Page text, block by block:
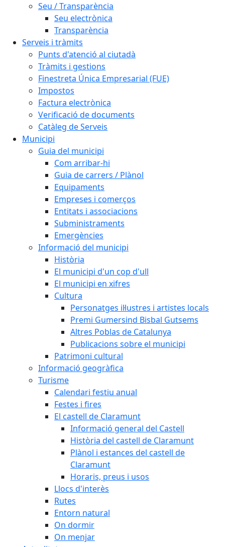
Seu / Transparència
Seu electrònica
Transparència
Serveis i tràmits
Punts d'atenció al ciutadà
Tràmits i gestions
Finestreta Única Empresarial (FUE)
Impostos
Factura electrònica
Verificació de documents
Catàleg de Serveis
Municipi
Guia del municipi
Com arribar-hi
Guia de carrers / Plànol
Equipaments
Empreses i comerços
Entitats i associacions
Subministraments
Emergències
Informació del municipi
Història
El municipi d'un cop d'ull
El municipi en xifres
Cultura
Personatges il·lustres i artistes locals
Premi Gumersind Bisbal Gutsems
Altres Poblas de Catalunya
Publicacions sobre el municipi
Patrimoni cultural
Informació geogràfica
Turisme
Calendari festiu anual
Festes i fires
El castell de Claramunt
Informació general del Castell
Història del castell de Claramunt
Plànol i estances del castell de
Claramunt
Horaris, preus i usos
Llocs d'interès
Rutes
Entorn natural
On dormir
On menjar